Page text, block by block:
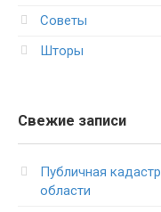
Советы
Шторы
Свежие записи
Публичная
области